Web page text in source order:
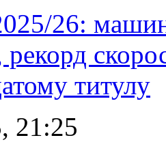
26:
рекорд
титулу
21:25